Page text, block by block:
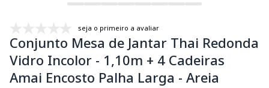
seja o primeiro a avaliar
Conjunto Mesa de Jantar Thai Redonda
Vidro Incolor - 1,10m + 4 Cadeiras
Amai Encosto Palha Larga - Areia